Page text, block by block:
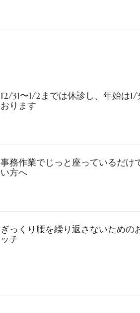
12/31〜1/2までは休診し、年始は
おります
事務作業でじっと座っているだけ
い方へ
ぎっくり腰を繰り返さないための
ッチ